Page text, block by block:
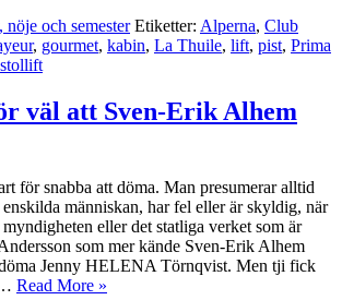
och semester Etiketter: Alperna, Club
, gourmet, kabin, La Thuile, lift, pist, Prima
stollift
väl att Sven-Erik Alhem
för snabba att döma. Man presumerar alltid
människan, har fel eller är skyldig, när
eller det statliga verket som är
som mer kände Sven-Erik Alhem
Jenny HELENA Törnqvist. Men tji fick
Read More »